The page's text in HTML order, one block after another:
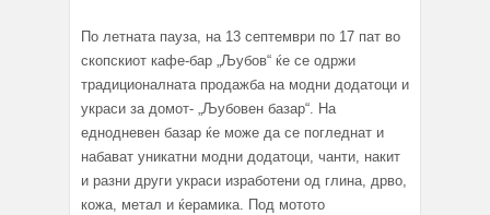
По летната пауза, на 13 септември по 17 пат во
скопскиот кафе-бар „Љубов“ ќе се одржи
традиционалната продажба на модни додатоци и
украси за домот- „Љубовен базар“. На
еднодневен базар ќе може да се погледнат и
набават уникатни модни додатоци, чанти, накит
и разни други украси изработени од глина, дрво,
кожа, метал и ќерамика. Под мотото